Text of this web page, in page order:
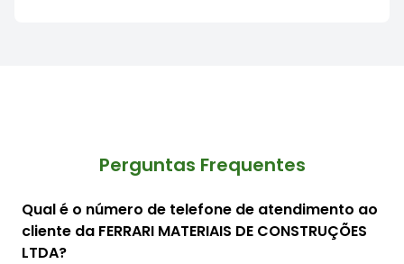
Perguntas Frequentes
Qual é o número de telefone de atendimento ao
cliente da FERRARI MATERIAIS DE CONSTRUÇÕES
LTDA?